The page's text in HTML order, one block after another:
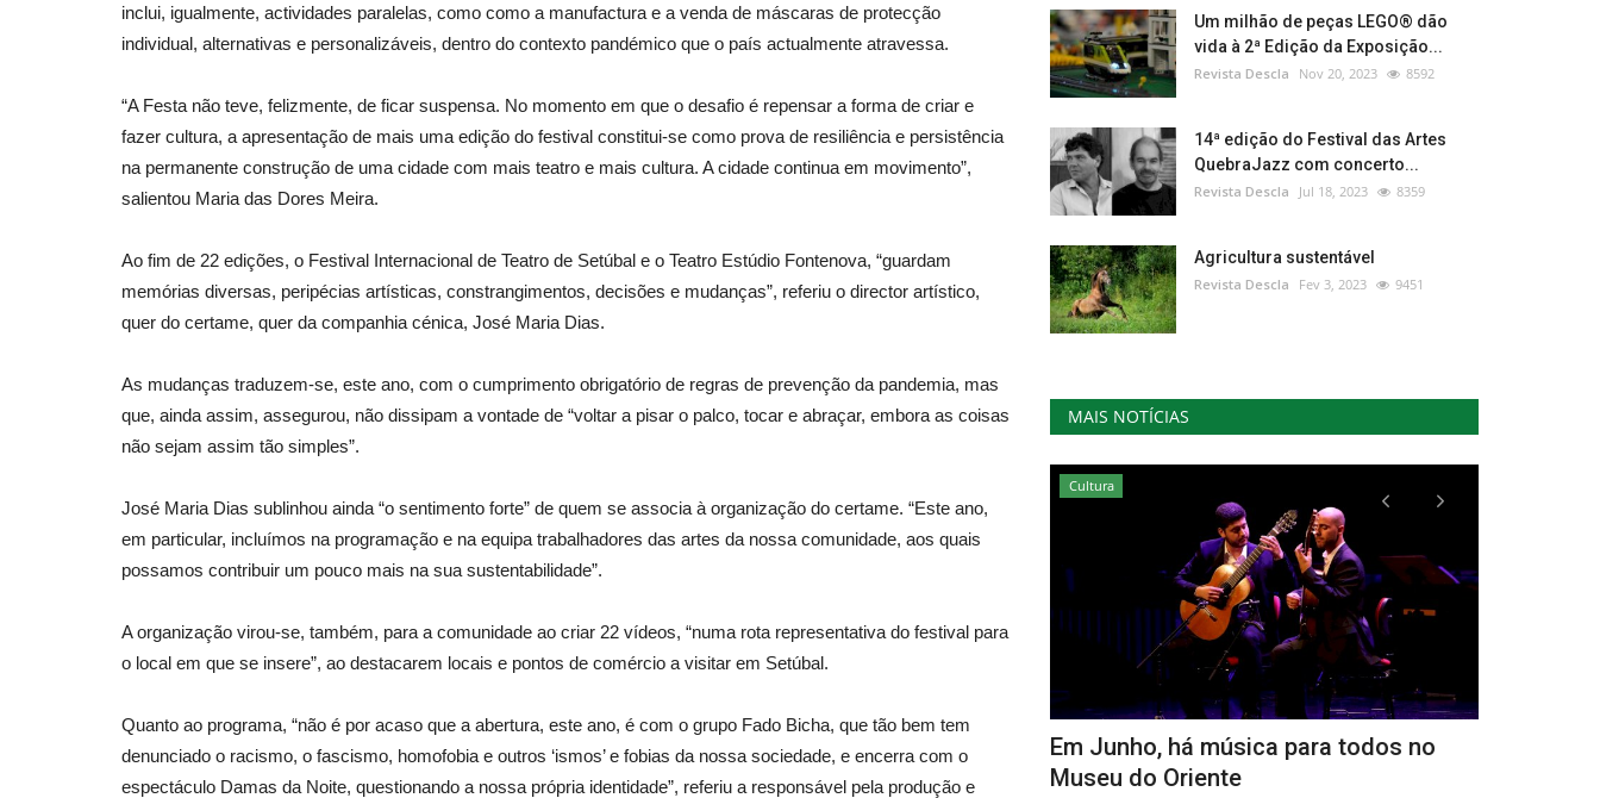
inclui, igualmente, actividades paralelas, como como a manufactura e a venda de máscaras de protecção
individual, alternativas e personalizáveis, dentro do contexto pandémico que o país actualmente atravessa.
“A Festa não teve, felizmente, de ficar suspensa. No momento em que o desafio é repensar a forma de criar e
fazer cultura, a apresentação de mais uma edição do festival constitui-se como prova de resiliência e persistência
na permanente construção de uma cidade com mais teatro e mais cultura. A cidade continua em movimento”,
salientou Maria das Dores Meira.
Ao fim de 22 edições, o Festival Internacional de Teatro de Setúbal e o Teatro Estúdio Fontenova, “guardam
memórias diversas, peripécias artísticas, constrangimentos, decisões e mudanças”, referiu o director artístico,
quer do certame, quer da companhia cénica, José Maria Dias.
As mudanças traduzem-se, este ano, com o cumprimento obrigatório de regras de prevenção da pandemia, mas
que, ainda assim, assegurou, não dissipam a vontade de “voltar a pisar o palco, tocar e abraçar, embora as coisas
não sejam assim tão simples”.
José Maria Dias sublinhou ainda “o sentimento forte” de quem se associa à organização do certame. “Este ano,
em particular, incluímos na programação e na equipa trabalhadores das artes da nossa comunidade, aos quais
possamos contribuir um pouco mais na sua sustentabilidade”.
A organização virou-se, também, para a comunidade ao criar 22 vídeos, “numa rota representativa do festival para
o local em que se insere”, ao destacarem locais e pontos de comércio a visitar em Setúbal.
Quanto ao programa, “não é por acaso que a abertura, este ano, é com o grupo Fado Bicha, que tão bem tem
denunciado o racismo, o fascismo, homofobia e outros ‘ismos’ e fobias da nossa sociedade, e encerra com o
espectáculo Damas da Noite, questionando a nossa própria identidade”, referiu a responsável pela produção e
Um milhão de peças LEGO® dão
vida à 2ª Edição da Exposição...
Revista Descla Nov 20, 2023 8592
14ª edição do Festival das Artes
QuebraJazz com concerto...
Revista Descla Jul 18, 2023 8359
Agricultura sustentável
Revista Descla Fev 3, 2023 9451
MAIS NOTÍCIAS
Qualificação olímpica de pista passa
pelo Egipto
Projecto de literacia científica junto de
migrantes vence...
Cultura
Em Junho, há música para todos no
Museu do Oriente